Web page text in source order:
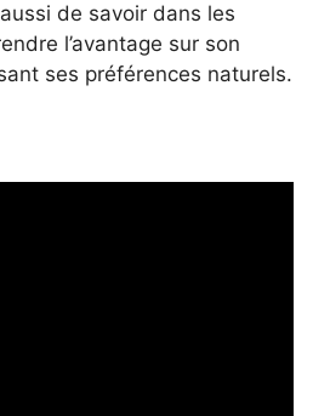
de savoir dans les
l’avantage sur son
ses préférences naturels.